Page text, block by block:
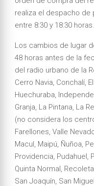
realiza el despacho de
entre 8:30 y 18:30 horas.
Los cambios de lugar
48 horas antes de la
del radio urbano de la
Cerro Navia, Conchalí,
Huechuraba,
Granja, La Pintana, La
(no considera los
Farellones, Valle
Macul, Maipú, Ñuñoa,
Providencia, Pudahuel,
Quinta Normal,
San Joaquín, San